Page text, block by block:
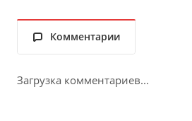
Комментарии
Загрузка комментариев...